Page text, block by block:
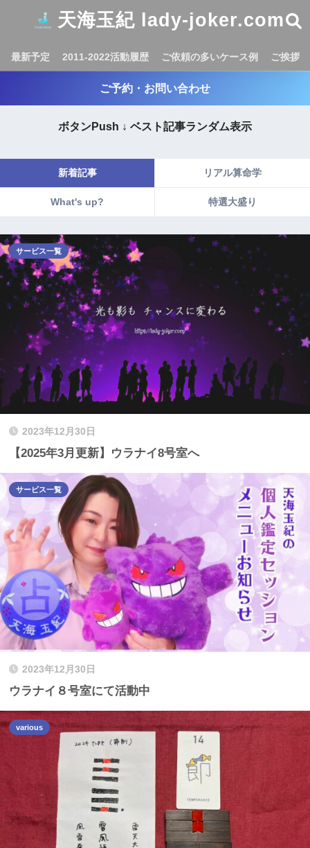
天海玉紀 lady-joker.com
最新予定 2011-2022活動履歴 ご依頼の多いケース例 ご挨拶
ご予約・お問い合わせ
ボタンPush ↓ ベスト記事ランダム表示
新着記事 リアル算命学
What's up? 特選大盛り
2023年12月30日
【2025年3月更新】ウラナイ8号室へ
サービス一覧
2023年12月30日
ウラナイ８号室にて活動中
サービス一覧
various